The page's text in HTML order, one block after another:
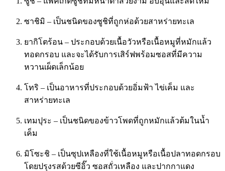
ซาชิมิ – เป็นชนิดของซูชิที่ถูกห่อด้วยสาหร่ายทะเล
ยากิโตร้อน – ประกอบด้วยเนื้อวัวหรือเนื้อหมูที่หมักแล้ว
ทอดกรอบ และจะได้รับการเสิร์ฟพร้อมซอสที่มีความ
หวานเผ็ดเล็กน้อย
โทริ – เป็นอาหารที่ประกอบด้วยอิ่มฟ้า ไข่เค็ม และ
สาหร่ายทะเล
เทมปุระ – เป็นชนิดของข้าวโพดที่ถูกหมักแล้วต้มในน้ำ
เค็ม
มิโซะชิ – เป็นซุปเหลืองที่ใช้เนื้อหมูหรือเนื้อปลาทอดกรอบ
โดยปรุงรสด้วยซีอิ๊ว ซอสถั่วเหลือง และปากกาแดง